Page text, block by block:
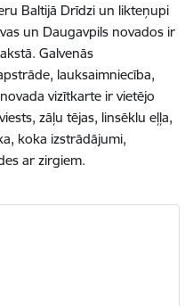
Baltijā Drīdzi un likteņupi
un Daugavpils novados ir
Galvenās
lauksaimniecība,
vizītkarte ir vietējo
zāļu tējas, linsēklu eļļa,
koka izstrādājumi,
ar zirgiem.